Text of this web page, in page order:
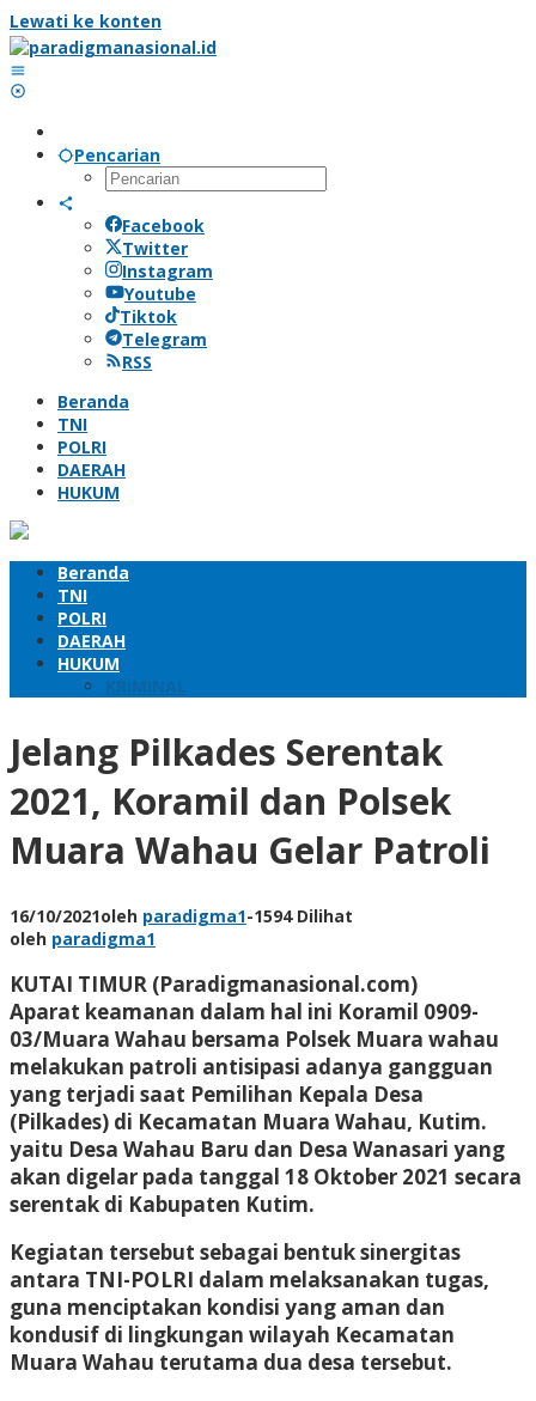
Lewati ke konten
Pencarian
Facebook
Twitter
Instagram
Youtube
Tiktok
Telegram
RSS
Beranda
TNI
POLRI
DAERAH
HUKUM
Beranda
TNI
POLRI
DAERAH
HUKUM
KRIMINAL
Jelang Pilkades Serentak
2021, Koramil dan Polsek
Muara Wahau Gelar Patroli
16/10/2021oleh paradigma1-1594 Dilihat
oleh paradigma1
KUTAI TIMUR (Paradigmanasional.com)
Aparat keamanan dalam hal ini Koramil 0909-
03/Muara Wahau bersama Polsek Muara wahau
melakukan patroli antisipasi adanya gangguan
yang terjadi saat Pemilihan Kepala Desa
(Pilkades) di Kecamatan Muara Wahau, Kutim.
yaitu Desa Wahau Baru dan Desa Wanasari yang
akan digelar pada tanggal 18 Oktober 2021 secara
serentak di Kabupaten Kutim.
Kegiatan tersebut sebagai bentuk sinergitas
antara TNI-POLRI dalam melaksanakan tugas,
guna menciptakan kondisi yang aman dan
kondusif di lingkungan wilayah Kecamatan
Muara Wahau terutama dua desa tersebut.